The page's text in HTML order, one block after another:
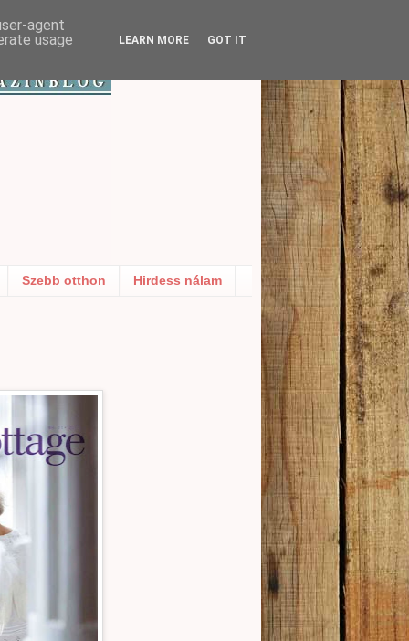
Szebb otthon Hirdess nálam
agent
usage
LEARN MORE GOT IT